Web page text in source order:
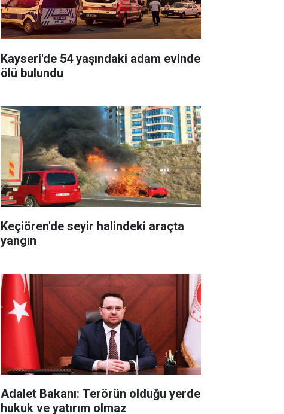
Kayseri'de 54 yaşındaki adam evinde
ölü bulundu
Keçiören'de seyir halindeki araçta
yangın
Adalet Bakanı: Terörün olduğu yerde
hukuk ve yatırım olmaz